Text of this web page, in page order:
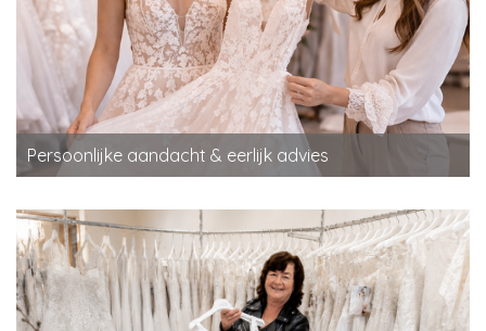
Persoonlijke aandacht & eerlijk advies